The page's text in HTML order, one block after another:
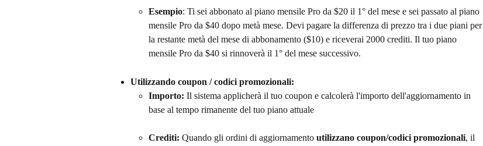
Esempio: Ti sei abbonato al piano mensile Pro da $20 il 1° del mese e sei passato al piano
mensile Pro da $40 dopo metà mese. Devi pagare la differenza di prezzo tra i due piani per
la restante metà del mese di abbonamento ($10) e riceverai 2000 crediti. Il tuo piano
mensile Pro da $40 si rinnoverà il 1° del mese successivo.
Utilizzando coupon / codici promozionali:
Importo: Il sistema applicherà il tuo coupon e calcolerà l'importo dell'aggiornamento in
base al tempo rimanente del tuo piano attuale
Crediti: Quando gli ordini di aggiornamento utilizzano coupon/codici promozionali, il